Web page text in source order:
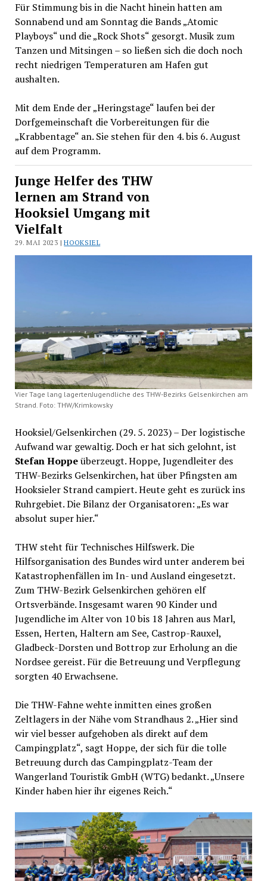
Für Stimmung bis in die Nacht hinein hatten am
Sonnabend und am Sonntag die Bands „Atomic
Playboys“ und die „Rock Shots“ gesorgt. Musik zum
Tanzen und Mitsingen – so ließen sich die doch noch
recht niedrigen Temperaturen am Hafen gut
aushalten.
Mit dem Ende der „Heringstage“ laufen bei der
Dorfgemeinschaft die Vorbereitungen für die
„Krabbentage“ an. Sie stehen für den 4. bis 6. August
auf dem Programm.
Junge Helfer des THW
lernen am Strand von
Hooksiel Umgang mit
Vielfalt
29. MAI 2023 |HOOKSIEL
Vier Tage lang lagertenJugendliche des THW-Bezirks Gelsenkirchen am
Strand. Foto: THW/Krimkowsky
Hooksiel/Gelsenkirchen (29. 5. 2023) – Der logistische
Aufwand war gewaltig. Doch er hat sich gelohnt, ist
Stefan Hoppeüberzeugt. Hoppe, Jugendleiter des
THW-Bezirks Gelsenkirchen, hat über Pfingsten am
Hooksieler Strand campiert. Heute geht es zurück ins
Ruhrgebiet. Die Bilanz der Organisatoren: „Es war
absolut super hier.“
THW steht für Technisches Hilfswerk. Die
Hilfsorganisation des Bundes wird unter anderem bei
Katastrophenfällen im In- und Ausland eingesetzt.
Zum THW-Bezirk Gelsenkirchen gehören elf
Ortsverbände. Insgesamt waren 90 Kinder und
Jugendliche im Alter von 10 bis 18 Jahren aus Marl,
Essen, Herten, Haltern am See, Castrop-Rauxel,
Gladbeck-Dorsten und Bottrop zur Erholung an die
Nordsee gereist. Für die Betreuung und Verpflegung
sorgten 40 Erwachsene.
Die THW-Fahne wehte inmitten eines großen
Zeltlagers in der Nähe vom Strandhaus 2. „Hier sind
wir viel besser aufgehoben als direkt auf dem
Campingplatz“, sagt Hoppe, der sich für die tolle
Betreuung durch das Campingplatz-Team der
Wangerland Touristik GmbH (WTG) bedankt. „Unsere
Kinder haben hier ihr eigenes Reich.“